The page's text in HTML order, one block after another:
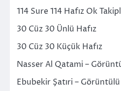
114 Sure 114 Hafız Ok
30 Cüz 30 Ünlü Hafız
30 Cüz 30 Küçük Hafız
Nasser Al Qatami –
Ebubekir Şatıri –